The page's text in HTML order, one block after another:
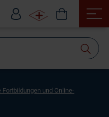
und Online-
suchen